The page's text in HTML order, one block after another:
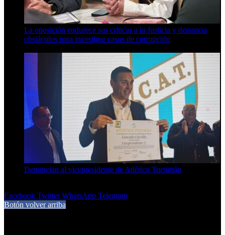
La oposición endurece sus críticas a la Justicia y denuncia
obstáculos para investigar casos de corrupción
Denuncian al vicepresidente de Atlético Tucumán
Facebook Twitter WhatsApp Telegram
Botón volver arriba